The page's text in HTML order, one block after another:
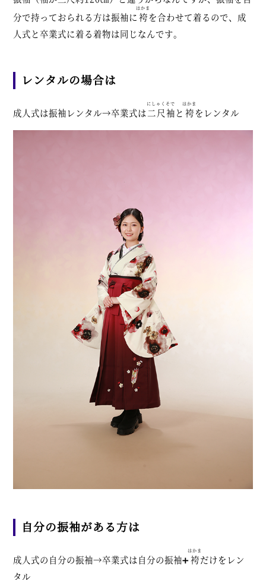
分で持っておられる方は振袖に袴
はかま
を合わせて着るので、成
人式と卒業式に着る着物は同じなんです。
レンタルの場合は
成人式は振袖レンタル→卒業式は 二尺袖
にしゃくそで
と 袴
はかま
をレンタル
自分の振袖がある方は
成人式の自分の振袖→卒業式は自分の振袖➕袴
はかま
だけをレン
タル